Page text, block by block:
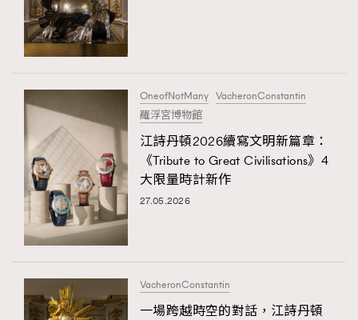
VAxChowSangSang
WatchesWonder&Beyond 21
WatchesWonder&Beyond
向ChanelN°5致敬 1
大時代小事情 42
時尚熱話
時裝心理學
煲劇日常 334
玩物壯志 1
#FigaroIssue 專訪陳漢娜Hanna與Takuro｜模特
情侶談愛情
OneofNotMany VacheronConstantin
羅浮宮博物館
江詩丹頓2026續寫文明新篇章：
《Tribute to Great Civilisations》4
大限量時計新作
27.05.2026
VacheronConstantin
一場跨越時空的對話，江詩丹頓